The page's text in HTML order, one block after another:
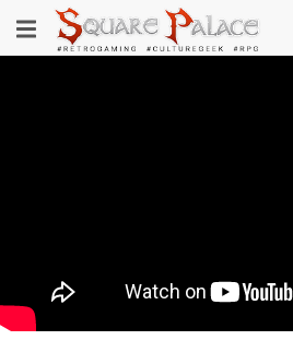
au
contenu
Toggle
navigation